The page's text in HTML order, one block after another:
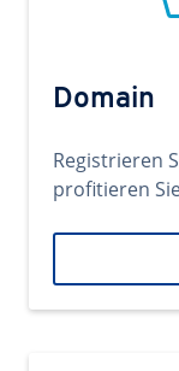
Domain
Registrieren
profitieren